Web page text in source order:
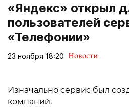
«Яндекс» открыл
пользователей
«Телефонии»
23 ноября 18:20 Новости
Изначально сервис был
компаний.